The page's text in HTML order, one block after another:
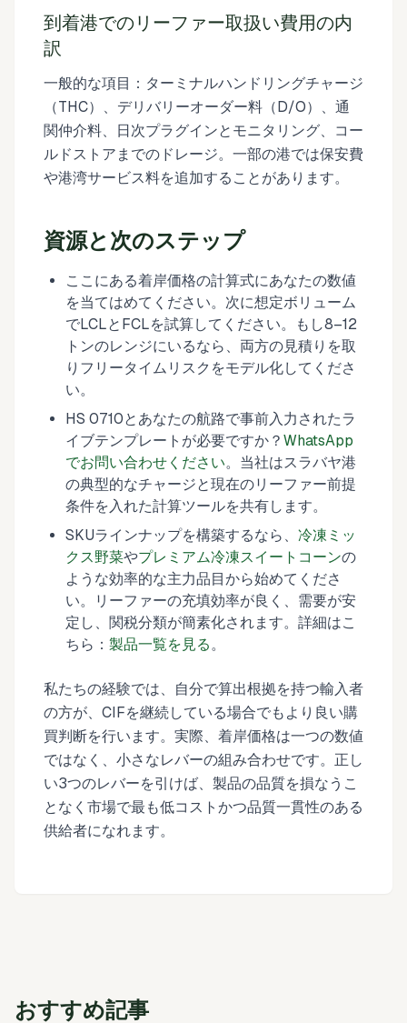
到着港でのリーファー取扱い費用の内
訳
一般的な項目：ターミナルハンドリングチャージ
（THC）、デリバリーオーダー料（D/O）、通
関仲介料、日次プラグインとモニタリング、コー
ルドストアまでのドレージ。一部の港では保安費
や港湾サービス料を追加することがあります。
資源と次のステップ
ここにある着岸価格の計算式にあなたの数値
を当てはめてください。次に想定ボリューム
でLCLとFCLを試算してください。もし8–12
トンのレンジにいるなら、両方の見積りを取
りフリータイムリスクをモデル化してくださ
い。
HS 0710とあなたの航路で事前入力されたラ
イブテンプレートが必要ですか？ WhatsApp
でお問い合わせください。当社はスラバヤ港
の典型的なチャージと現在のリーファー前提
条件を入れた計算ツールを共有します。
SKUラインナップを構築するなら、 冷凍ミッ
クス野菜やプレミアム冷凍スイートコーンの
ような効率的な主力品目から始めてくださ
い。リーファーの充填効率が良く、需要が安
定し、関税分類が簡素化されます。詳細はこ
ちら： 製品一覧を見る 。
私たちの経験では、自分で算出根拠を持つ輸入者
の方が、CIFを継続している場合でもより良い購
買判断を行います。実際、着岸価格は一つの数値
ではなく、小さなレバーの組み合わせです。正し
い3つのレバーを引けば、製品の品質を損なうこ
となく市場で最も低コストかつ品質一貫性のある
供給者になれます。
おすすめ記事